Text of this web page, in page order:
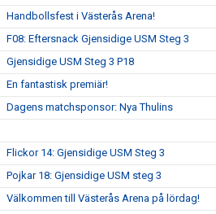
Handbollsfest i Västerås Arena!
F08: Eftersnack Gjensidige USM Steg 3
Gjensidige USM Steg 3 P18
En fantastisk premiär!
Dagens matchsponsor: Nya Thulins
Flickor 14: Gjensidige USM Steg 3
Pojkar 18: Gjensidige USM steg 3
Välkommen till Västerås Arena på lördag!